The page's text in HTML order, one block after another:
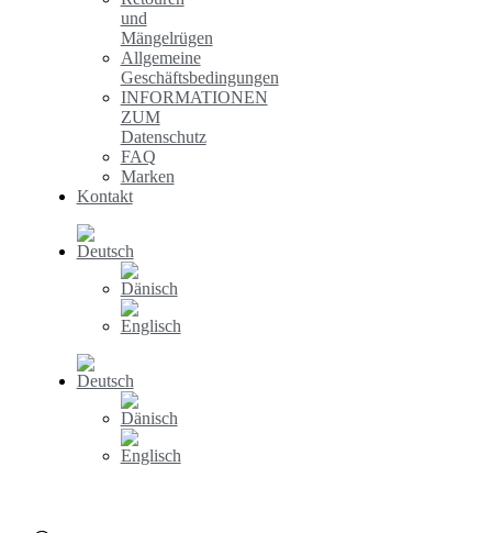
und
Mängelrügen
Allgemeine
Geschäftsbedingungen
INFORMATIONEN
ZUM
Datenschutz
FAQ
Marken
Kontakt